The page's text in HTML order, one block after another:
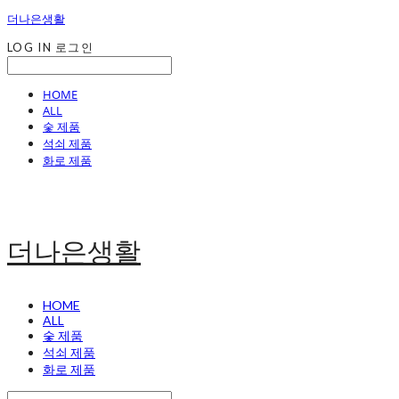
더나은생활
LOG IN 로그인
HOME
ALL
숯 제품
석쇠 제품
화로 제품
더나은생활
HOME
ALL
숯 제품
석쇠 제품
화로 제품